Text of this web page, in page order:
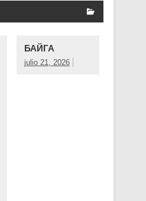
БАЙГА
julio 21, 2026